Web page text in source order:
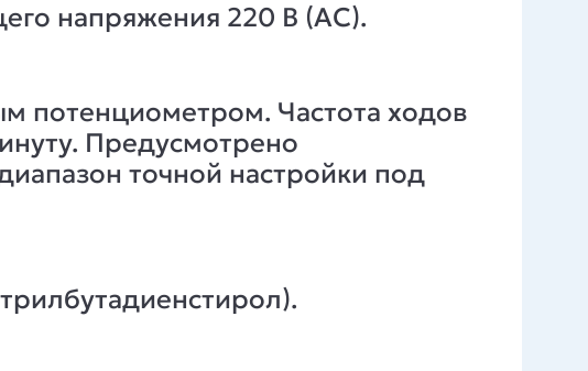
напряжения 220 В (АС).
потенциометром. Частота ходов
Предусмотрено
точной настройки под